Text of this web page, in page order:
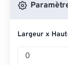
Largeur x